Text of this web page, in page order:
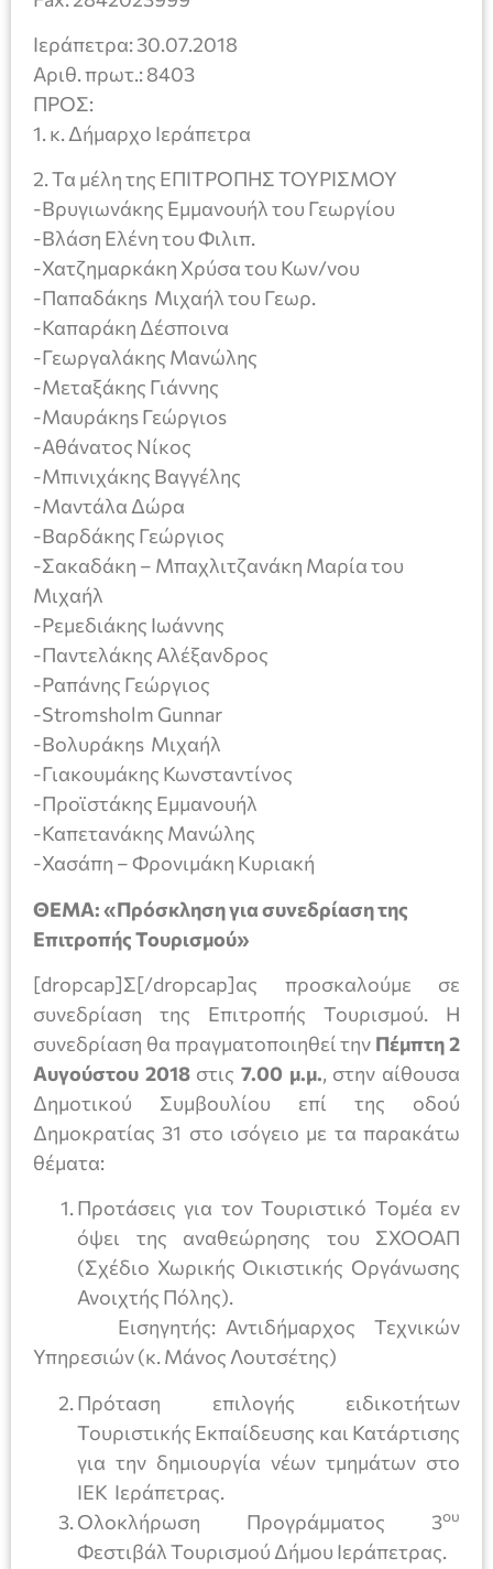
Ιεράπετρα: 30.07.2018
Αριθ. πρωτ.: 8403
ΠΡΟΣ:
1. κ. Δήμαρχο Ιεράπετρα
2. Τα μέλη της ΕΠΙΤΡΟΠΗΣ ΤΟΥΡΙΣΜΟΥ
-Βρυγιωνάκης Εμμανουήλ του Γεωργίου
-Βλάση Ελένη του Φιλιπ.
-Χατζημαρκάκη Χρύσα του Κων/νου
-Παπαδάκηs Μιχαήλ του Γεωρ.
-Καπαράκη Δέσποινα
-Γεωργαλάκης Μανώλης
-Μεταξάκης Γιάννης
-Μαυράκηs Γεώργιοs
-Αθάνατος Νίκος
-Μπινιχάκης Βαγγέλης
-Μαντάλα Δώρα
-Βαρδάκης Γεώργιος
-Σακαδάκη – Μπαχλιτζανάκη Μαρία του
Μιχαήλ
-Ρεμεδιάκης Ιωάννης
-Παντελάκης Αλέξανδρος
-Ραπάνης Γεώργιος
-Stromsholm Gunnar
-Βολυράκηs Μιχαήλ
-Γιακουμάκης Κωνσταντίνος
-Προϊστάκης Εμμανουήλ
-Καπετανάκης Μανώλης
-Χασάπη – Φρονιμάκη Κυριακή
ΘΕΜΑ: «Πρόσκληση για συνεδρίαση της
Επιτροπής Τουρισμού»
[dropcap]Σ[/dropcap]ας προσκαλούμε σε
συνεδρίαση της Επιτροπής Τουρισμού. Η
συνεδρίαση θα πραγματοποιηθεί την Πέμπτη 2
Αυγούστου 2018στις7.00 μ.μ., στην αίθουσα
Δημοτικού Συμβουλίου επί της οδού
Δημοκρατίας 31 στο ισόγειο με τα παρακάτω
θέματα:
Προτάσεις για τον Τουριστικό Τομέα εν
όψει της αναθεώρησης του ΣΧΟΟΑΠ
(Σχέδιο Χωρικής Οικιστικής Οργάνωσης
Ανοιχτής Πόλης).
Εισηγητής: Αντιδήμαρχος Τεχνικών
Υπηρεσιών (κ. Μάνος Λουτσέτης)
Πρόταση επιλογής ειδικοτήτων
Τουριστικής Εκπαίδευσης και Κατάρτισης
για την δημιουργία νέων τμημάτων στο
ΙΕΚ Ιεράπετρας.
Ολοκλήρωση Προγράμματος 3ου
Φεστιβάλ Τουρισμού Δήμου Ιεράπετρας.